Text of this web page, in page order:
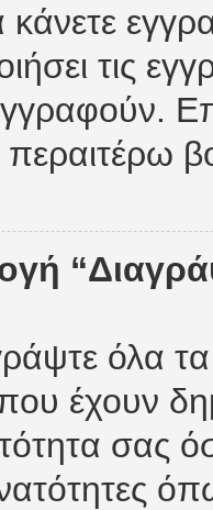
τις
όλα
έχουν
σας